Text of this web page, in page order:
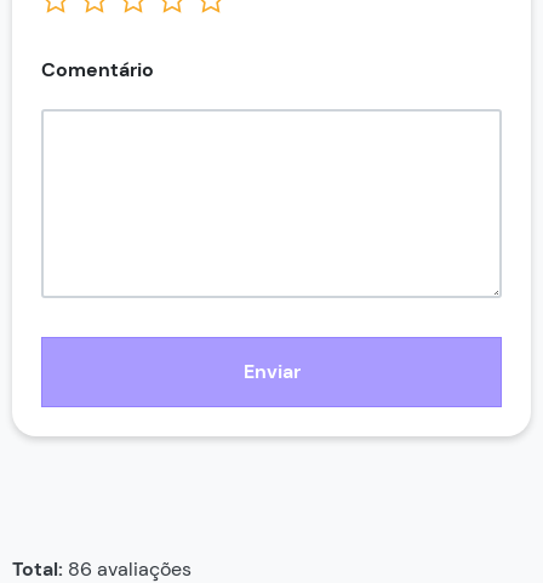
Comentário
Enviar
Total: 86 avaliações